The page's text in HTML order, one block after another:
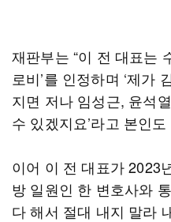
재판부는 “이 전 대표는
로비’를 인정하며 ‘제가
지면 저나 임성근, 윤석
수 있겠지요’라고 본인
이어 이 전 대표가 2023
방 일원인 한 변호사와
다 해서 절대 내지 말라